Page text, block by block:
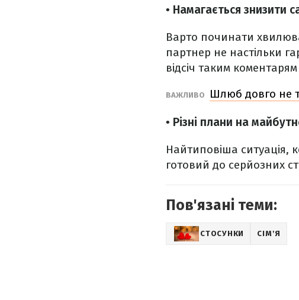
• Намагається знизити
Варто починати
партнер не настільки
відсіч таким
ВАЖЛИВО Шлюб довго не
• Різні плани на
Найтиповіша ситуація,
готовий до серйозних
Пов'язані теми:
СТОСУНКИ СІМʼЯ